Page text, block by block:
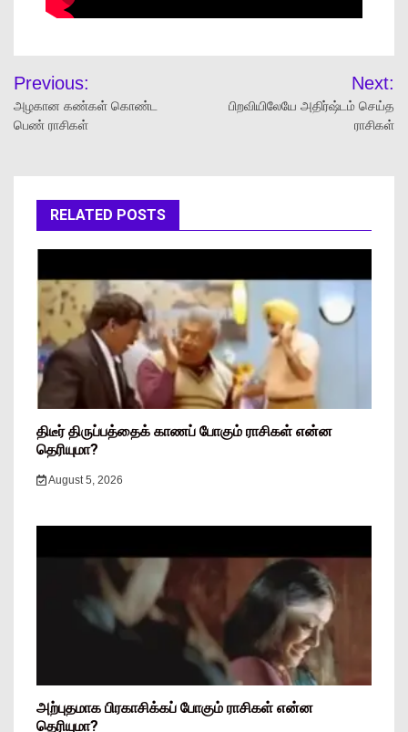
Previous:
அழகான கண்கள் கொண்ட
பெண் ராசிகள்
Next:
பிறவியிலேயே அதிர்ஷ்டம் செய்த
ராசிகள்
RELATED POSTS
திடீர் திருப்பத்தைக் காணப் போகும் ராசிகள் என்ன
தெரியுமா?
August 5, 2026
அற்புதமாக பிரகாசிக்கப் போகும் ராசிகள் என்ன
தெரியுமா?